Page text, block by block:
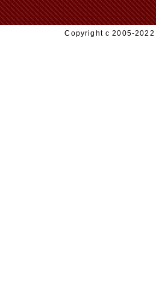
Copyright c 2005-2022